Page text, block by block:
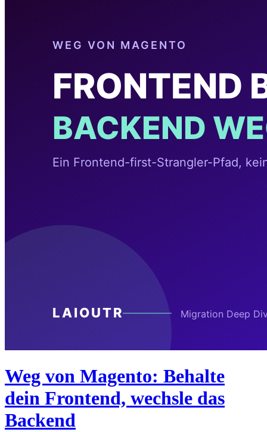
Weg von Magento: Behalte
dein Frontend, wechsle das
Backend